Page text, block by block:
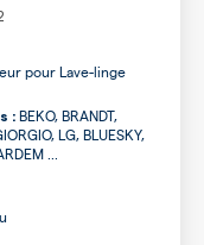
pour Lave-linge
: BEKO, BRANDT,
LG, BLUESKY,
...